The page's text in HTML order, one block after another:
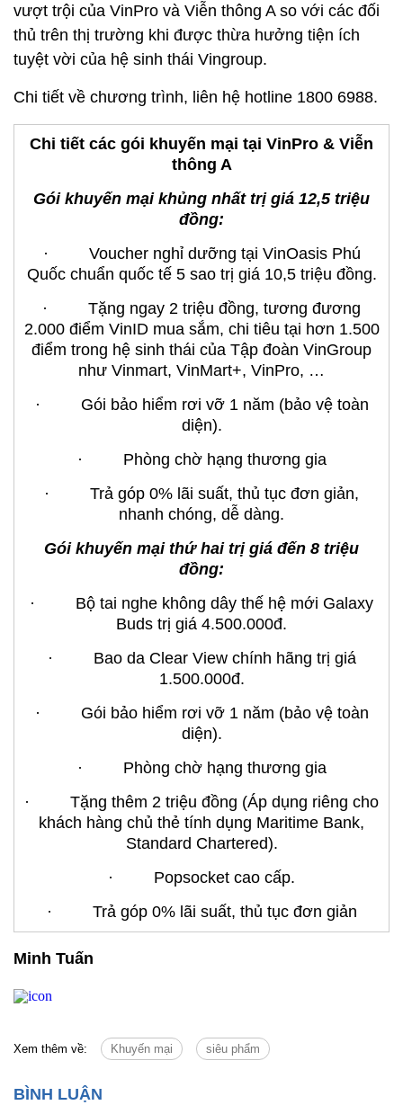
vượt trội của VinPro và Viễn thông A so với các đối
thủ trên thị trường khi được thừa hưởng tiện ích
tuyệt vời của hệ sinh thái Vingroup.
Chi tiết về chương trình, liên hệ hotline 1800 6988.
Chi tiết các gói khuyến mại tại VinPro & Viễn
thông A
Gói khuyến mại khủng nhất trị giá 12,5 triệu
đồng:
· Voucher nghỉ dưỡng tại VinOasis Phú
Quốc chuẩn quốc tế 5 sao trị giá 10,5 triệu đồng.
· Tặng ngay 2 triệu đồng, tương đương
2.000 điểm VinID mua sắm, chi tiêu tại hơn 1.500
điểm trong hệ sinh thái của Tập đoàn VinGroup
như Vinmart, VinMart+, VinPro, …
· Gói bảo hiểm rơi vỡ 1 năm (bảo vệ toàn
diện).
· Phòng chờ hạng thương gia
· Trả góp 0% lãi suất, thủ tục đơn giản,
nhanh chóng, dễ dàng.
Gói khuyến mại thứ hai trị giá đến 8 triệu
đồng:
· Bộ tai nghe không dây thế hệ mới Galaxy
Buds trị giá 4.500.000đ.
· Bao da Clear View chính hãng trị giá
1.500.000đ.
· Gói bảo hiểm rơi vỡ 1 năm (bảo vệ toàn
diện).
· Phòng chờ hạng thương gia
· Tặng thêm 2 triệu đồng (Áp dụng riêng cho
khách hàng chủ thẻ tính dụng Maritime Bank,
Standard Chartered).
· Popsocket cao cấp.
· Trả góp 0% lãi suất, thủ tục đơn giản
Minh Tuấn
Xem thêm về: Khuyến mại siêu phẩm